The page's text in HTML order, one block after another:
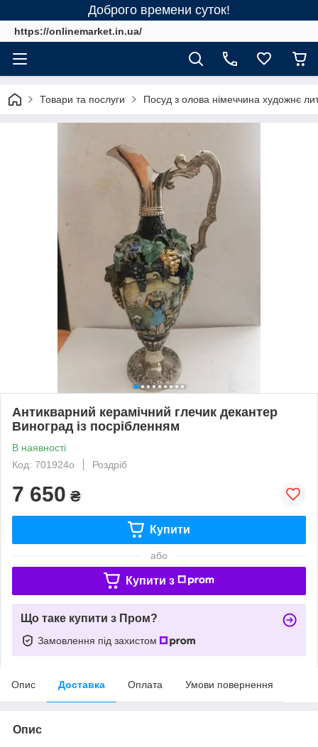
Доброго времени суток!
https://onlinemarket.in.ua/
Товари та послуги Посуд з олова німеччина художнє
Антикварний керамічний глечик декантер
Виноград із посрібленням
В наявності
Код: 701924о
Роздріб
7 650 ₴
Купити
або
Купити з
Що таке купити з Пром?
Замовлення під захистом
Опис Доставка Оплата Умови повернення
Опис